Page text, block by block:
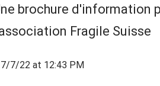
brochure d'information
Fragile Suisse
7/7/22 at 12:43 PM